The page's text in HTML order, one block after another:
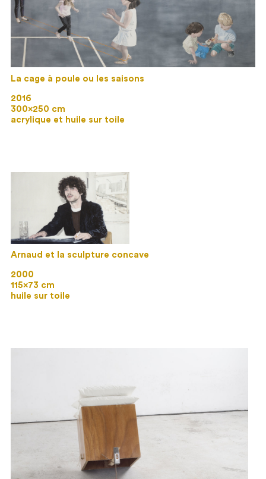
La cage à poule ou les saisons
2016
300×250 cm
acrylique et huile sur toile
Arnaud et la sculpture concave
2000
115×73 cm
huile sur toile